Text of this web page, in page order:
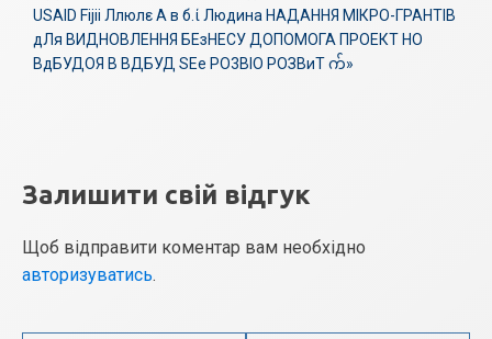
Залишити свій відгук
Щоб відправити коментар вам необхідно
авторизуватись.